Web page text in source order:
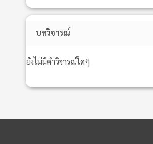
บทวิจารณ์
ยังไม่มีคำวิจารณ์ใดๆ